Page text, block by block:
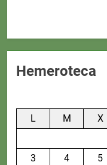
Hemeroteca
L M X
3
4 5